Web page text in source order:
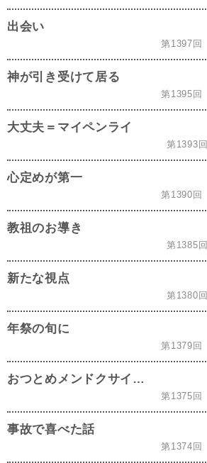
出会い
第1397回
神が引き受けて居る
第1395回
大丈夫＝マイペンライ
第1393回
心定めが第一
第1390回
教祖のお導き
第1385回
新たな視点
第1380回
年祭の旬に
第1379回
おつとめメンドクサイ…
第1375回
事故で喜べた話
第1374回